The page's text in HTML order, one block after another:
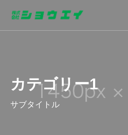
カテゴリー1
サブタイトル